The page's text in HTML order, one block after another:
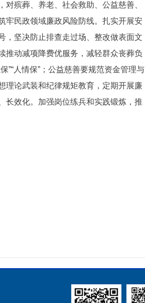
殡葬、养老、社会救助、公益慈善、
牢民政领域廉政风险防线。扎实开展安
，坚决防止排查走过场、整改做表面文
推动减项降费优服务，减轻群众丧葬负
”“人情保”；公益慈善要规范资金管理与
理论武装和纪律规矩教育，定期开展廉
长效化。加强岗位练兵和实践锻炼，推